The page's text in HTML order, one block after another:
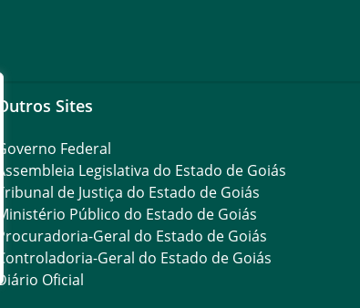
Outros Sites
Governo Federal
Assembleia Legislativa do Estado de Goiás
Tribunal de Justiça do Estado de Goiás
Ministério Público do Estado de Goiás
Procuradoria-Geral do Estado de Goiás
Controladoria-Geral do Estado de Goiás
Diário Oficial